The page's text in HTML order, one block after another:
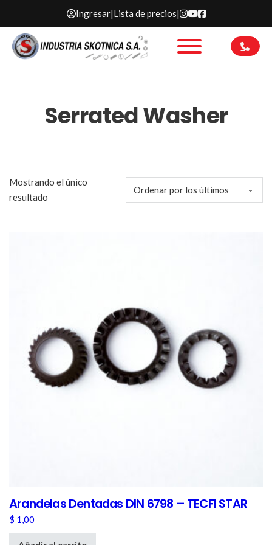
Ingresar|Lista de precios|
Serrated Washer
Mostrando el único
resultado
Arandelas Dentadas DIN 6798 – TECFI STAR
$ 1,00